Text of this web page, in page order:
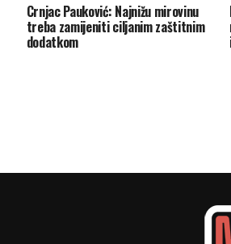
Crnjac Pauković: Najnižu mirovinu
treba zamijeniti ciljanim zaštitnim
dodatkom